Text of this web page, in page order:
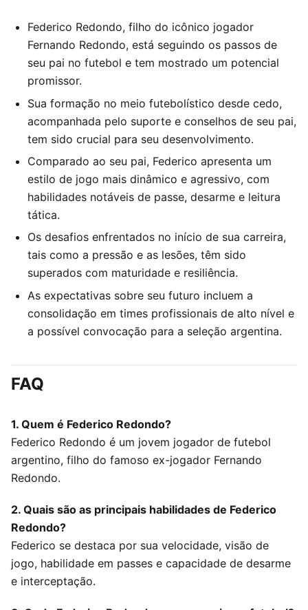
Federico Redondo, filho do icônico jogador
Fernando Redondo, está seguindo os passos de
seu pai no futebol e tem mostrado um potencial
promissor.
Sua formação no meio futebolístico desde cedo,
acompanhada pelo suporte e conselhos de seu pai,
tem sido crucial para seu desenvolvimento.
Comparado ao seu pai, Federico apresenta um
estilo de jogo mais dinâmico e agressivo, com
habilidades notáveis de passe, desarme e leitura
tática.
Os desafios enfrentados no início de sua carreira,
tais como a pressão e as lesões, têm sido
superados com maturidade e resiliência.
As expectativas sobre seu futuro incluem a
consolidação em times profissionais de alto nível e
a possível convocação para a seleção argentina.
FAQ
1. Quem é Federico Redondo?
Federico Redondo é um jovem jogador de futebol
argentino, filho do famoso ex-jogador Fernando
Redondo.
2. Quais são as principais habilidades de Federico
Redondo?
Federico se destaca por sua velocidade, visão de
jogo, habilidade em passes e capacidade de desarme
e interceptação.